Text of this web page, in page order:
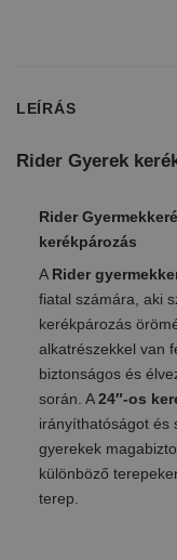
LEÍRÁS
Rider Gyerek
Rider
kerékpározás
A Rider
fiatal számára, aki
kerékpározás
alkatrészekkel van
biztonságos és
során. A24″-os
irányíthatóságot és
gyerekek
különböző
terep.